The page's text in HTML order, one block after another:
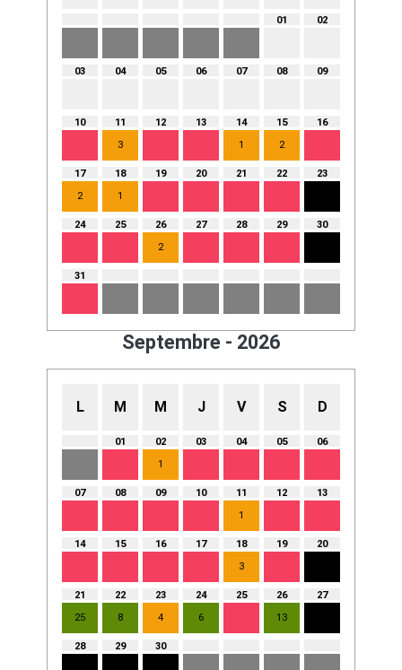
01 02
03 04 05 06 07 08 09
10
11
3
12 13
14
1
15
2
16
17
2
18
1
19 20 21 22 23
24 25
26
2
27 28 29 30
31
Septembre - 2026
L M M J V S D
01
02
1
03 04 05 06
07 08 09 10
11
1
12 13
14 15 16 17
18
3
19 20
21
25
22
8
23
4
24
6
25
26
13
27
28 29 30